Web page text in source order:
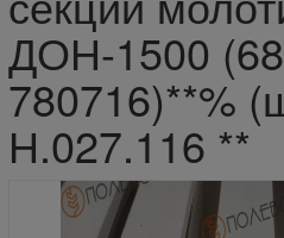
ДОН-1500
780716)**%
Н.027.116 **